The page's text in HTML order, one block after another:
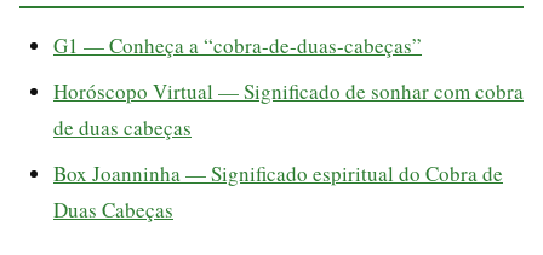
G1 — Conheça a “cobra-de-duas-cabeças”
Horóscopo Virtual — Significado de sonhar com cobra
de duas cabeças
Box Joanninha — Significado espiritual do Cobra de
Duas Cabeças